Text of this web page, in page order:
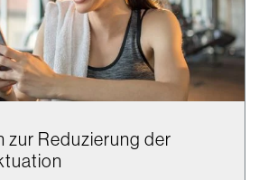
zur Reduzierung der